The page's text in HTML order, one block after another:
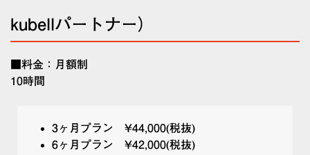
kubellパートナー）
■料金：月額制
10時間
3ヶ月プラン ¥44,000(税抜)
6ヶ月プラン ¥42,000(税抜)